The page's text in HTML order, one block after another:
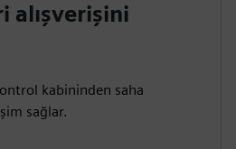
alışverişini
kabininden saha
sağlar.